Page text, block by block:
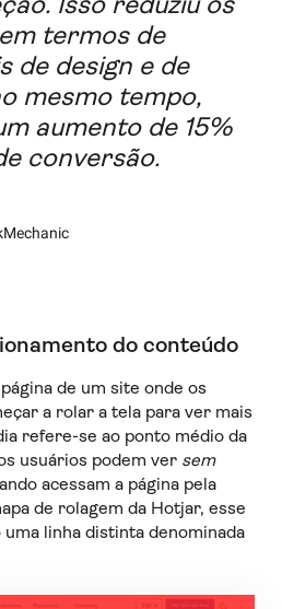
termos de
de design e de
mesmo tempo,
aumento de 15%
conversão.
do conteúdo
de um site onde os
a rolar a tela para ver mais
refere-se ao ponto médio da
usuários podem ver sem
acessam a página pela
de rolagem da Hotjar, esse
linha distinta denominada